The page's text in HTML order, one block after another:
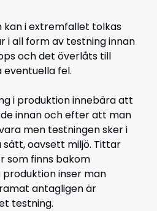
kan i extremfallet tolkas
i all form av testning innan
och det överlåts till
fel.
i produktion innebära att
innan och efter att man
men testningen sker i
oavsett miljö. Tittar
som finns bakom
inser man
antagligen är
testning.